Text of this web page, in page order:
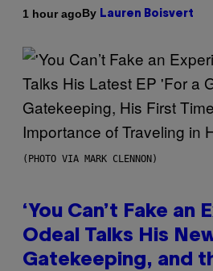
1 hour agoBy Lauren Boisvert
(PHOTO VIA MARK CLENNON)
‘You Can’t Fake an
Odeal Talks His
Gatekeeping, and